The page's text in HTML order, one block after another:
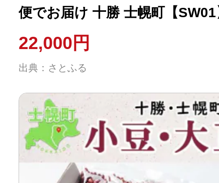
便でお届け 十勝 士幌町【SW01
22,000円
出典：さとふる